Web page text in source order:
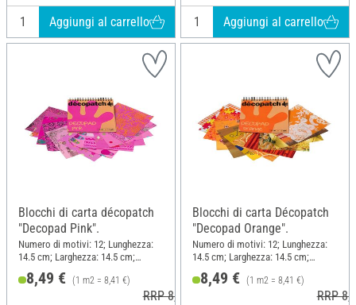
Aggiungi al carrello Aggiungi al carrello
Blocchi di carta décopatch
"Decopad Pink".
Numero di motivi: 12; Lunghezza:
14.5 cm; Larghezza: 14.5 cm;
8,49 € (1 m2 = 8,41 €)
RRP 8,70 €
Blocchi di carta Décopatch
"Decopad Orange".
Numero di motivi: 12; Lunghezza:
14.5 cm; Larghezza: 14.5 cm;
8,49 € (1 m2 = 8,41 €)
RRP